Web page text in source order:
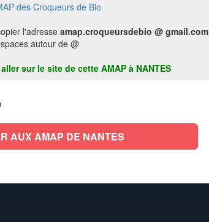
des Croqueurs de Bio
l'adresseamap.croqueursdebio @ gmail.com
autour de @
sur le site de cette AMAP à NANTES
AUX AMAP DE NANTES